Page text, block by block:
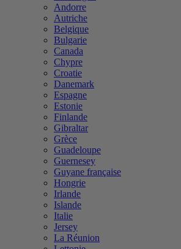
Andorre
Autriche
Belgique
Bulgarie
Canada
Chypre
Croatie
Danemark
Espagne
Estonie
Finlande
Gibraltar
Grèce
Guadeloupe
Guernesey
Guyane française
Hongrie
Irlande
Islande
Italie
Jersey
La Réunion